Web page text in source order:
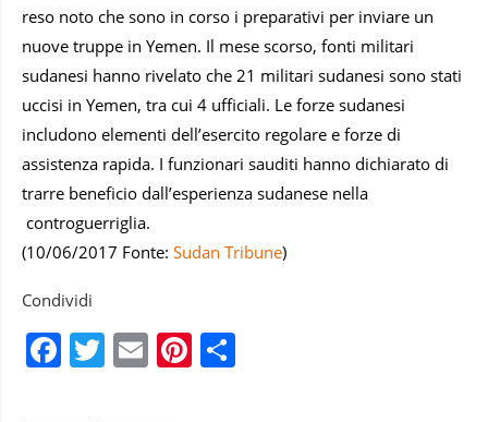
reso noto che sono in corso i preparativi per inviare un
nuove truppe in Yemen. Il mese scorso, fonti militari
sudanesi hanno rivelato che 21 militari sudanesi sono stati
uccisi in Yemen, tra cui 4 ufficiali. Le forze sudanesi
includono elementi dell’esercito regolare e forze di
assistenza rapida. I funzionari sauditi hanno dichiarato di
trarre beneficio dall’esperienza sudanese nella
controguerriglia.
(10/06/2017 Fonte: Sudan Tribune)
Condividi
Facebook
Twitter
EmailPinterest